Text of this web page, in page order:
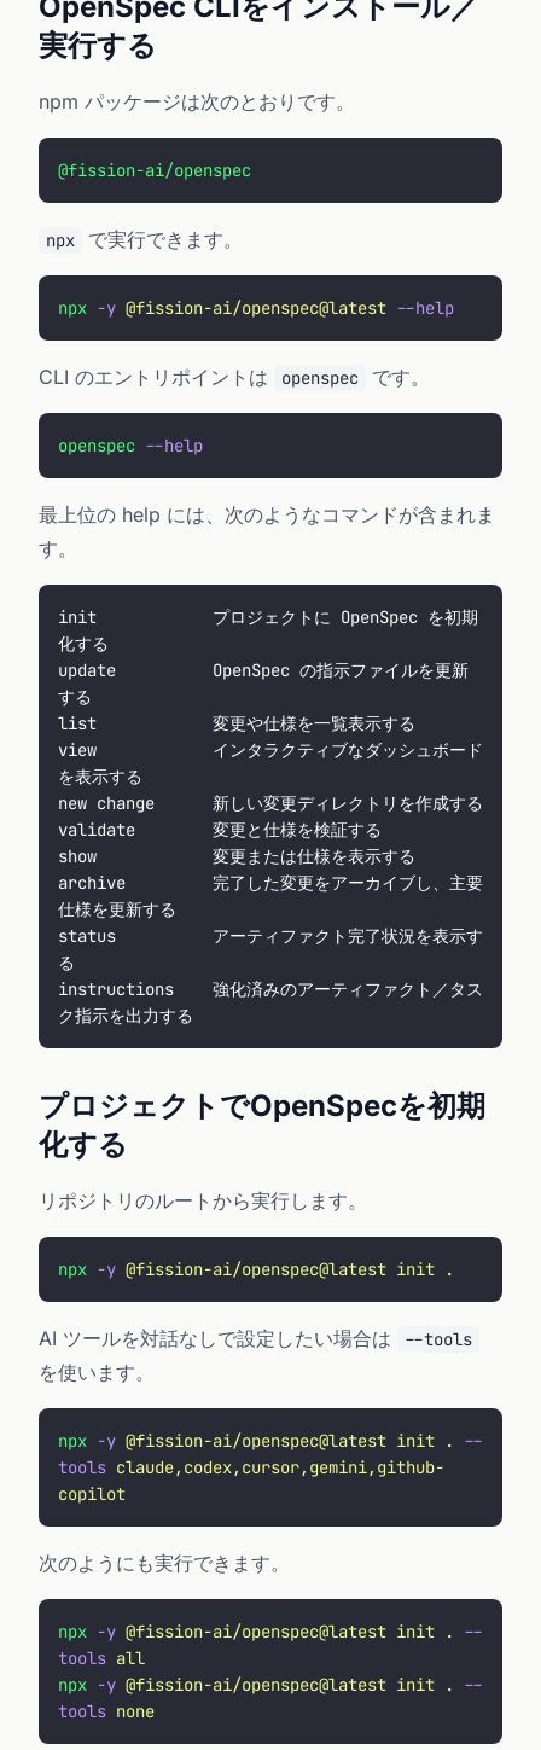
実行する
npm パッケージは次のとおりです。
@fission-ai/openspec
npx で実行できます。
npx -y @fission-ai/openspec@latest --help
CLI のエントリポイントは openspec です。
openspec --help
最上位の help には、次のようなコマンドが含まれま
す。
init            プロジェクトに OpenSpec を初期
化する
update          OpenSpec の指示ファイルを更新
する
list            変更や仕様を一覧表示する
view            インタラクティブなダッシュボード
を表示する
new change      新しい変更ディレクトリを作成する
validate        変更と仕様を検証する
show            変更または仕様を表示する
archive         完了した変更をアーカイブし、主要
仕様を更新する
status          アーティファクト完了状況を表示す
る
instructions    強化済みのアーティファクト／タス
ク指示を出力する
プロジェクトでOpenSpecを初期
化する
リポジトリのルートから実行します。
npx -y @fission-ai/openspec@latest init .
AI ツールを対話なしで設定したい場合は --tools
を使います。
npx -y @fission-ai/openspec@latest init .
--
tools claude,codex,cursor,gemini,github-
copilot
次のようにも実行できます。
npx -y @fission-ai/openspec@latest init .
--
tools all
npx -y @fission-ai/openspec@latest init .
--
tools none